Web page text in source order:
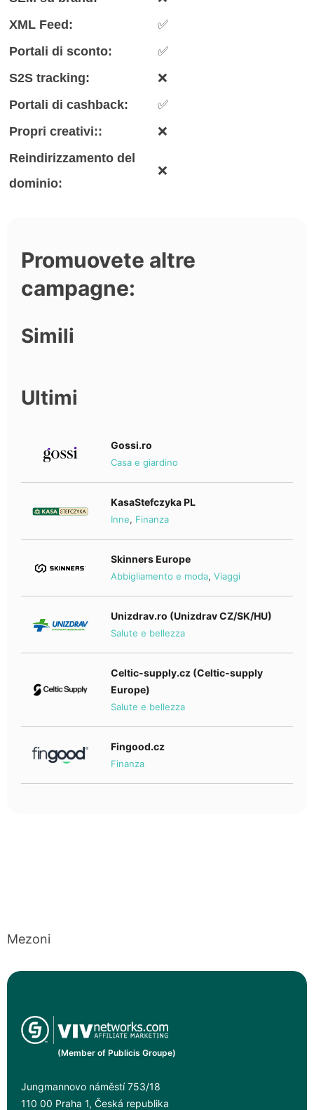
XML Feed:
✅
Portali di sconto:
✅
S2S tracking:
❌
Portali di cashback:
✅
Propri creativi::
❌
Reindirizzamento del
dominio:
❌
Promuovete altre
campagne:
Simili
Ultimi
Gossi.ro
Casa e giardino
KasaStefczyka PL
Inne, Finanza
Skinners Europe
Abbigliamento e moda, Viaggi
Unizdrav.ro (Unizdrav CZ/SK/HU)
Salute e bellezza
Celtic-supply.cz (Celtic-supply
Europe)
Salute e bellezza
Fingood.cz
Finanza
Mezoni
(Member of Publicis Groupe)
Jungmannovo náměstí 753/18
110 00 Praha 1, Česká republika